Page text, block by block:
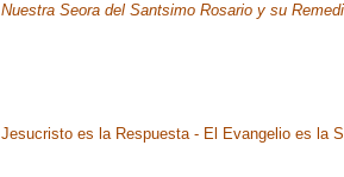
Nuestra Seora del Santsimo Rosario y su
Jesucristo es la Respuesta - El Evangelio es la